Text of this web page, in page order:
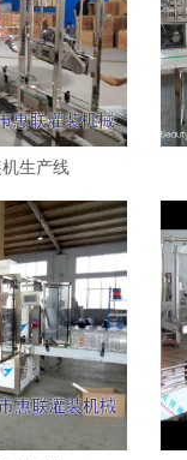
生产线